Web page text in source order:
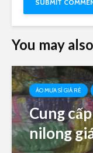
You may
ÁO MƯA SỈ GIÁ RẺ
Cung
nilong